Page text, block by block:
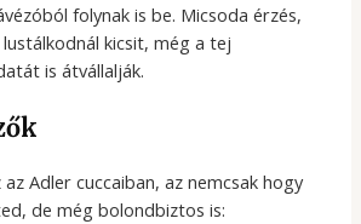
folynak is be. Micsoda érzés,
lustálkodnál kicsit, még a tej
is átvállalják.
Adler cuccaiban, az nemcsak hogy
de még bolondbiztos is: